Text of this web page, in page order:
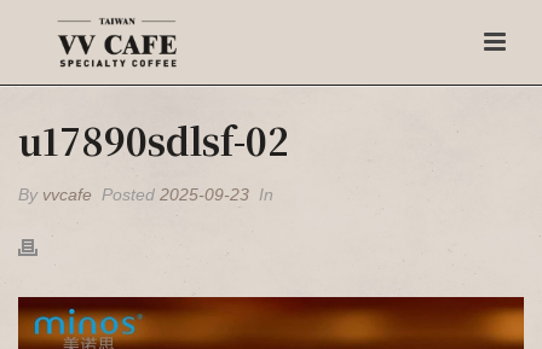
u17890sdlsf-02
By vvcafe Posted 2025-09-23 In